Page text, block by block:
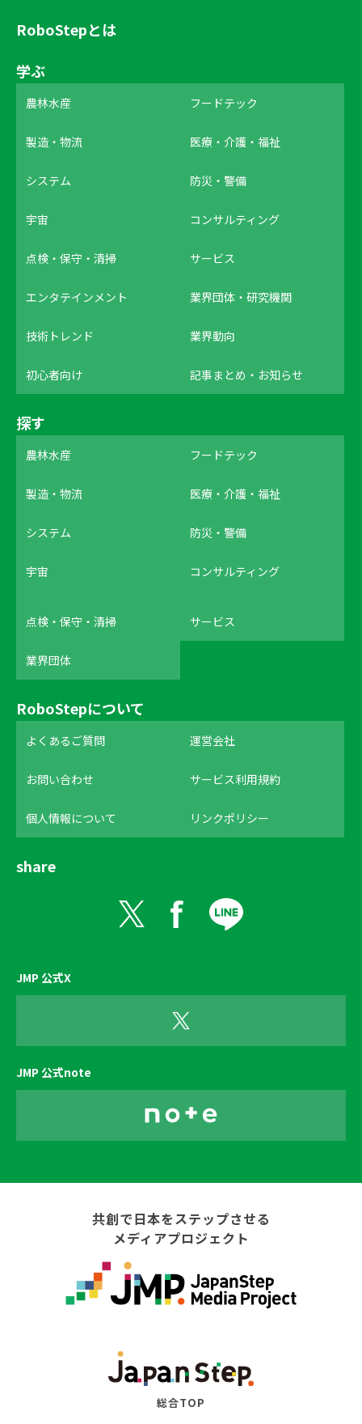
RoboStepとは
学ぶ
農林水産 フードテック
製造・物流 医療・介護・福祉
システム 防災・警備
宇宙 コンサルティング
点検・保守・清掃 サービス
エンタテインメント 業界団体・研究機関
技術トレンド 業界動向
初心者向け 記事まとめ・お知らせ
探す
農林水産 フードテック
製造・物流 医療・介護・福祉
システム 防災・警備
宇宙 コンサルティング
点検・保守・清掃 サービス
業界団体
RoboStepについて
よくあるご質問 運営会社
お問い合わせ サービス利用規約
個人情報について リンクポリシー
share
JMP 公式X
JMP 公式note
共創で日本をステップさせる
メディアプロジェクト
総合TOP